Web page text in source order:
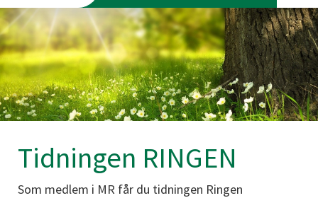
Tidningen RINGEN
Som medlem i MR får du tidningen Ringen